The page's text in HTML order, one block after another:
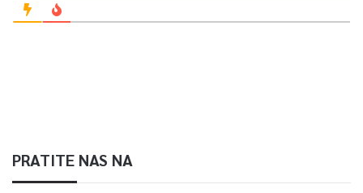
PRATITE NAS NA